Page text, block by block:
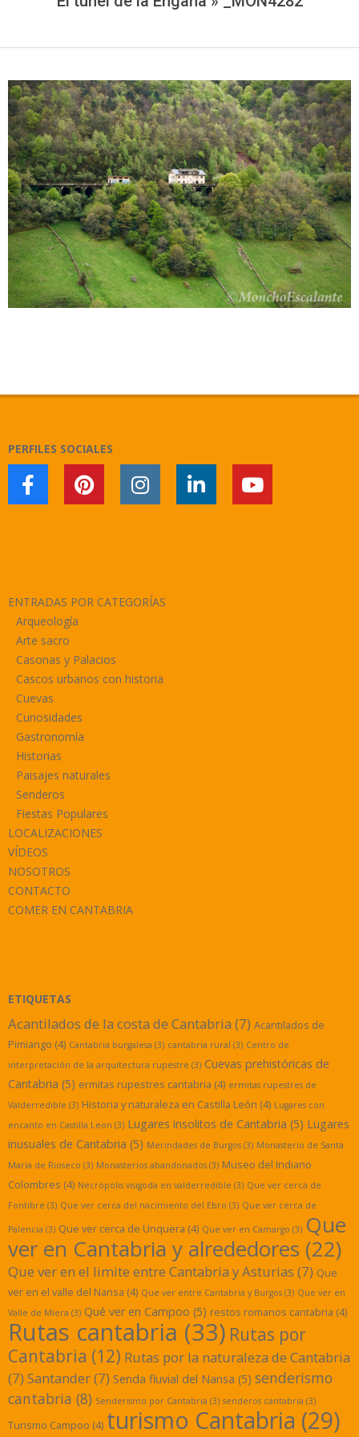
PERFILES SOCIALES
ENTRADAS POR CATEGORÍAS
Arqueología
Arte sacro
Casonas y Palacios
Cascos urbanos con historia
Cuevas
Curiosidades
Gastronomía
Historias
Paisajes naturales
Senderos
Fiestas Populares
LOCALIZACIONES
VÍDEOS
NOSOTROS
CONTACTO
COMER EN CANTABRIA
ETIQUETAS
Acantilados de la costa de Cantabria (7) Acantilados de
Pimiango (4) Cantabria burgalesa (3) cantabria rural (3) Centro de
interpretación de la arquitectura rupestre (3) Cuevas prehistóricas de
Cantabria (5) ermitas rupestres cantabria (4) ermitas rupestres de
Valderredible (3) Historia y naturaleza en Castilla León (4) Lugares con
encanto en Castilla Leon (3) Lugares insolitos de Cantabria (5) Lugares
inusuales de Cantabria (5) Merindades de Burgos (3) Monasterio de Santa
Maria de Rioseco (3) Monasterios abandonados (3) Museo del Indiano
Colombres (4) Necrópolis visigoda en valderredible (3) Que ver cerca de
Fontibre (3) Que ver cerca del nacimiento del Ebro (3) Que ver cerca de
Palencia (3) Que ver cerca de Unquera (4) Que ver en Camargo (3) Que
ver en Cantabria y alrededores (22)
Que ver en el limite entre Cantabria y Asturias (7) Que
ver en el valle del Nansa (4) Que ver entre Cantabria y Burgos (3) Que ver en
Valle de Miera (3) Qué ver en Campoo (5) restos romanos cantabria (4)
Rutas cantabria (33) Rutas por
Cantabria (12) Rutas por la naturaleza de Cantabria
(7) Santander(7) Senda fluvial del Nansa (5) senderismo
cantabria (8) Senderismo por Cantabria (3) senderos cantabria (3)
Turismo Campoo (4) turismo Cantabria (29)